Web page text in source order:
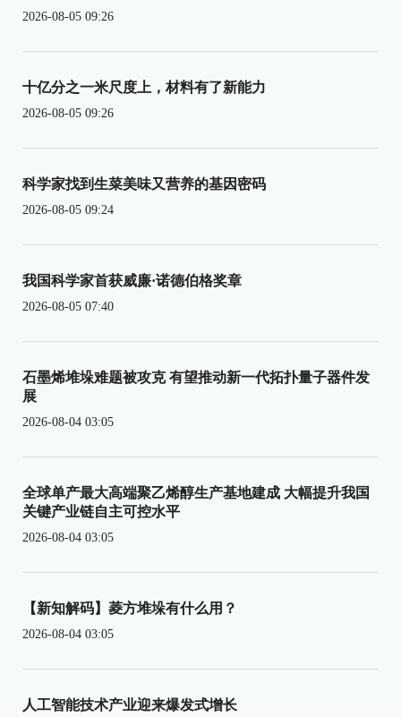
2026-08-05 09:26
十亿分之一米尺度上，材料有了新能力
2026-08-05 09:26
科学家找到生菜美味又营养的基因密码
2026-08-05 09:24
我国科学家首获威廉·诺德伯格奖章
2026-08-05 07:40
石墨烯堆垛难题被攻克 有望推动新一代拓扑量子器件发
展
2026-08-04 03:05
全球单产最大高端聚乙烯醇生产基地建成 大幅提升我国
关键产业链自主可控水平
2026-08-04 03:05
【新知解码】菱方堆垛有什么用？
2026-08-04 03:05
人工智能技术产业迎来爆发式增长